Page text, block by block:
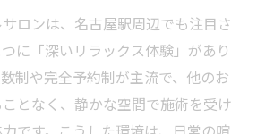
ロンは、名古屋駅周辺でも注目さ
に「深いリラックス体験」があり
制や完全予約制が主流で、他のお
となく、静かな空間で施術を受け